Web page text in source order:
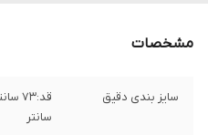
مشخصات
سایز بندی دقیق
سانتر